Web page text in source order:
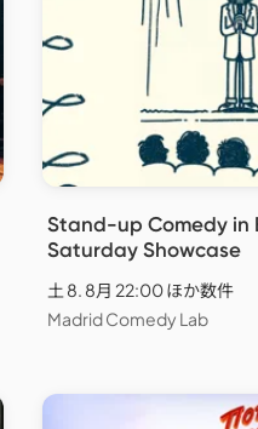
Stand-up Comedy in
Saturday Showcase
土 8. 8月 22:00 ほか数件
Madrid Comedy Lab